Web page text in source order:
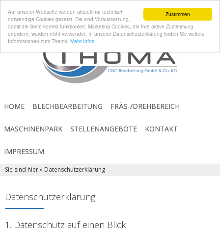
Zustimmen
Auf unserer Webseite werden aktuell nur technisch
notwendige Cookies gesetzt. Die sind Voraussetzung,
damit die Seite korrekt funktioniert. Marketing Cookies, die Ihre aktive Zustimmung
erfordern, werden nicht verwendet. In unserer Datenschutzerklärung finden Sie weitere
Informationen zum Thema. Mehr Infos
HOME BLECHBEARBEITUNG FRÄS-/DREHBEREICH
MASCHINENPARK STELLENANGEBOTE KONTAKT
IMPRESSUM
Sie sind hier » Datenschutzerklärung
Datenschutzerklärung
1. Datenschutz auf einen Blick